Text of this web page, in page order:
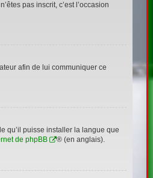
pas inscrit, c’est l’occasion
afin de lui communiquer ce
qu’il puisse installer la langue que
de phpBB ® (en anglais).